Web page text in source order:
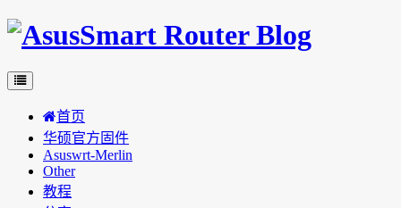
首页
华硕官方固件
Asuswrt-Merlin
Other
教程